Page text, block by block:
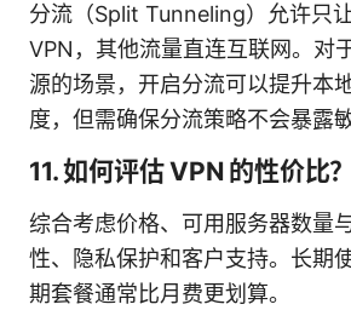
分流（Split Tunneling）允许只
VPN，其他流量直连互联网。对
源的场景，开启分流可以提升本
度，但需确保分流策略不会暴露
11. 如何评估 VPN 的性价比？
综合考虑价格、可用服务器数量
性、隐私保护和客户支持。长期
期套餐通常比月费更划算。